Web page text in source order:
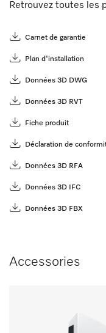
Retrouvez toutes les
Carnet de garantie
Plan d'installation
Données 3D DWG
Données 3D RVT
Fiche produit
Déclaration de
Données 3D RFA
Données 3D IFC
Données 3D FBX
Accessories